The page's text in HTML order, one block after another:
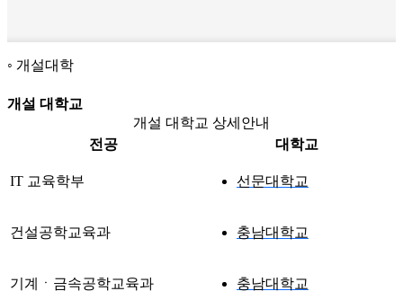
개설대학
개설 대학교
개설 대학교 상세안내
전공
대학교
IT 교육학부 선문대학교
건설공학교육과 충남대학교
기계ㆍ금속공학교육과 충남대학교